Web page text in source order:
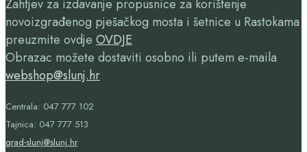
Zahtjev za izdavanje propusnice za korištenje
novoizgrađenog pješačkog mosta i šetnice u Rastokama
preuzmite ovdje OVDJE
Obrazac možete dostaviti osobno ili putem e-maila
webshop@slunj.hr
Centrala: 047 777 102
Tajnica: 047 777 513
grad-slunj@slunj.hr